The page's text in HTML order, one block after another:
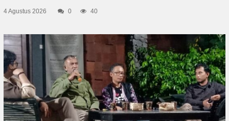
4 Agustus 2026 0 40